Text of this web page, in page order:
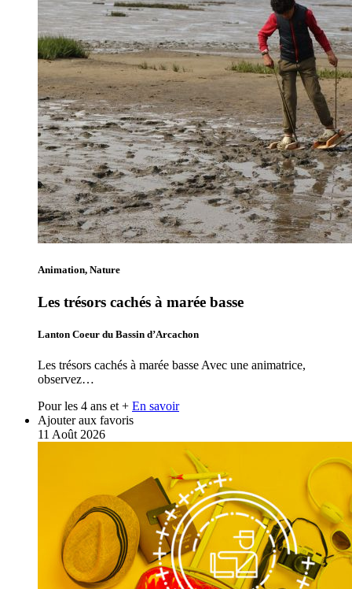
Animation, Nature
Les trésors cachés à marée basse
Lanton Coeur du Bassin d’Arcachon
Les trésors cachés à marée basse Avec une animatrice,
observez…
Pour les 4 ans et + En savoir
Ajouter aux favoris
11 Août 2026